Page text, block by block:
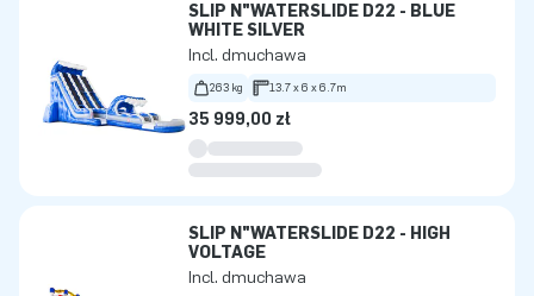
SLIP N"WATERSLIDE D22 - BLUE
WHITE SILVER
Incl. dmuchawa
263 kg 13.7 x 6 x 6.7m
35 999,00 zł
SLIP N"WATERSLIDE D22 - HIGH
VOLTAGE
Incl. dmuchawa